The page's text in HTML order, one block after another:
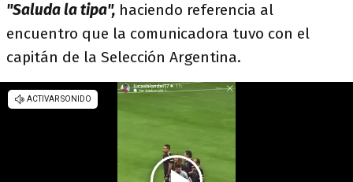
"Saluda la tipa", haciendo referencia al
encuentro que la comunicadora tuvo con el
capitán de la Selección Argentina.